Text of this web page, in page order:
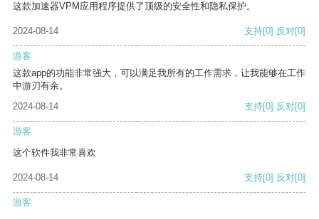
这款加速器VPM应用程序提供了顶级的安全性和隐私保护。
2024-08-14 支持[0] 反对[0]
游客
这款app的功能非常强大，可以满足我所有的工作需求，让我能够在工作
中游刃有余。
2024-08-14
支持[0] 反对[0]
游客
这个软件我非常喜欢
2024-08-14 支持[0] 反对[0]
游客